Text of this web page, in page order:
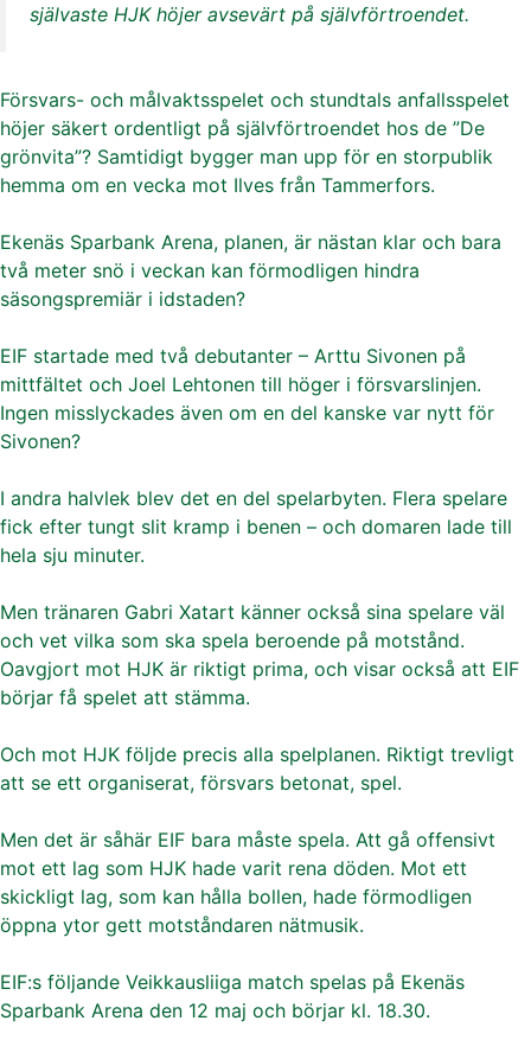
självaste HJK höjer avsevärt på självförtroendet.
Försvars- och målvaktsspelet och stundtals anfallsspelet
höjer säkert ordentligt på självförtroendet hos de ”De
grönvita”? Samtidigt bygger man upp för en storpublik
hemma om en vecka mot Ilves från Tammerfors.
Ekenäs Sparbank Arena, planen, är nästan klar och bara
två meter snö i veckan kan förmodligen hindra
säsongspremiär i idstaden?
EIF startade med två debutanter – Arttu Sivonen på
mittfältet och Joel Lehtonen till höger i försvarslinjen.
Ingen misslyckades även om en del kanske var nytt för
Sivonen?
I andra halvlek blev det en del spelarbyten. Flera spelare
fick efter tungt slit kramp i benen – och domaren lade till
hela sju minuter.
Men tränaren Gabri Xatart känner också sina spelare väl
och vet vilka som ska spela beroende på motstånd.
Oavgjort mot HJK är riktigt prima, och visar också att EIF
börjar få spelet att stämma.
Och mot HJK följde precis alla spelplanen. Riktigt trevligt
att se ett organiserat, försvars betonat, spel.
Men det är såhär EIF bara måste spela. Att gå offensivt
mot ett lag som HJK hade varit rena döden. Mot ett
skickligt lag, som kan hålla bollen, hade förmodligen
öppna ytor gett motståndaren nätmusik.
EIF:s följande Veikkausliiga match spelas på Ekenäs
Sparbank Arena den 12 maj och börjar kl. 18.30.